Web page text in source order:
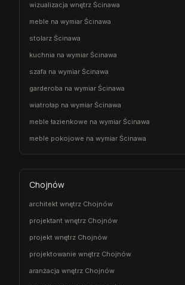
wizualizacja wnętrz Ścinawa
meble na wymiar Ścinawa
stolarz Ścinawa
kuchnia na wymiar Ścinawa
szafa na wymiar Ścinawa
garderoba na wymiar Ścinawa
wiatrołap na wymiar Ścinawa
meble łazienkowe na wymiar Ścinawa
meble pokojowe na wymiar Ścinawa
Chojnów
architekt wnętrz Chojnów
projektant wnętrz Chojnów
projekt wnętrz Chojnów
projektowanie wnętrz Chojnów
aranżacja wnętrz Chojnów